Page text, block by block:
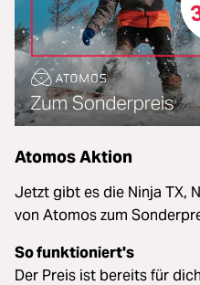
Atomos Aktion
Jetzt gibt es die Ninja TX,
von Atomos zum
So funktioniert's
Der Preis ist bereits für